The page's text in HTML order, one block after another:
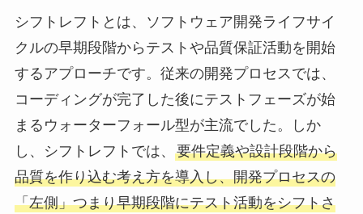
シフトレフトとは、ソフトウェア開発ライフサイ
クルの早期段階からテストや品質保証活動を開始
するアプローチです。従来の開発プロセスでは、
コーディングが完了した後にテストフェーズが始
まるウォーターフォール型が主流でした。しか
し、シフトレフトでは、 要件定義や設計段階から
品質を作り込む考え方を導入し、開発プロセスの
「左側」つまり早期段階にテスト活動をシフトさ